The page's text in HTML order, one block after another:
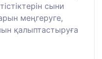
сыни
меңгеруге,
қалыптастыруға